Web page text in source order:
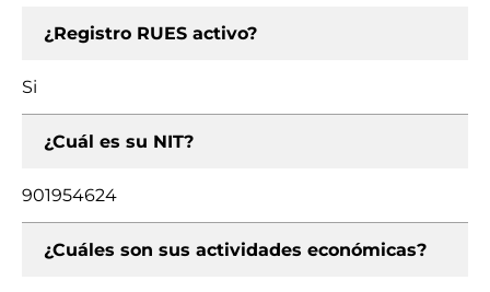
¿Registro RUES activo?
Si
¿Cuál es su NIT?
901954624
¿Cuáles son sus actividades económicas?